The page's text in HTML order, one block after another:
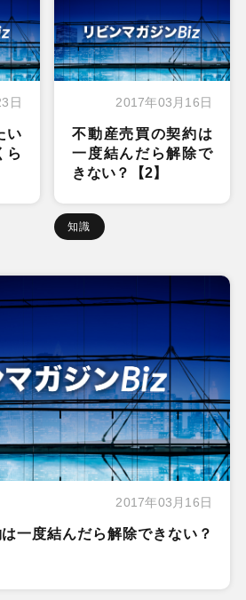
日
い
ら
2017年03月16日
不動産売買の契約は
一度結んだら解除で
きない？【2】
知識
2017年03月16日
一度結んだら解除できない？